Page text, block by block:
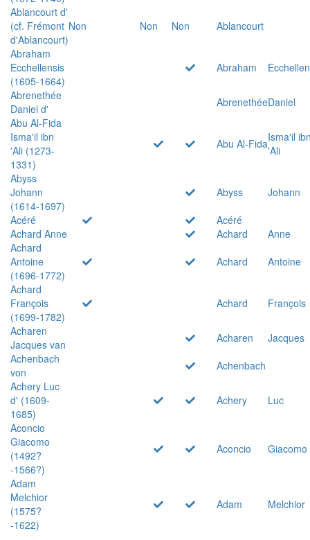
Ablancourt d'
(cf. Frémont
d'Ablancourt)
Non Non Non
Ablancourt
Abraham
Ecchellensis
(1605-1664)
Abraham
Abrenethée
Daniel d'
AbrenethéeDaniel
Abu Al-Fida
Isma'il ibn
'Ali (1273-
1331)
Abu Al-FidaIsma'il
'Ali
Abyss
Johann
(1614-1697)
Abyss
Johann
Acéré
Acéré
Achard Anne
Achard
Anne
Achard
Antoine
(1696-1772)
Achard
Antoine
Achard
François
(1699-1782)
Achard
François
Acharen
Jacques van
Acharen
Jacques
Achenbach
von
Achenbach
Achery Luc
d' (1609-
1685)
Achery
Luc
Aconcio
Giacomo
(1492?
-1566?)
Aconcio Giacomo
Adam
Melchior
(1575?
-1622)
Adam Melchior